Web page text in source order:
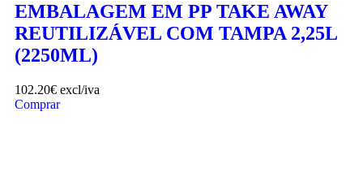
EMBALAGEM EM PP TAKE AWAY
REUTILIZÁVEL COM TAMPA 2,25L
(2250ML)
102.20€ excl/iva
Comprar